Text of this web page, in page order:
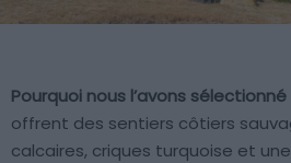
Pourquoi nous l’avons sélectionné
offrent des sentiers côtiers
calcaires, criques turquoise et